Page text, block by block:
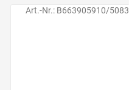
Art.-Nr.: B663905910/5083